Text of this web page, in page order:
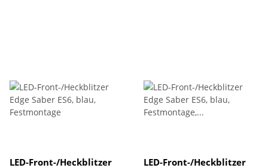
LED-Front-/Heckblitzer
LED-Front-/Heckblitzer